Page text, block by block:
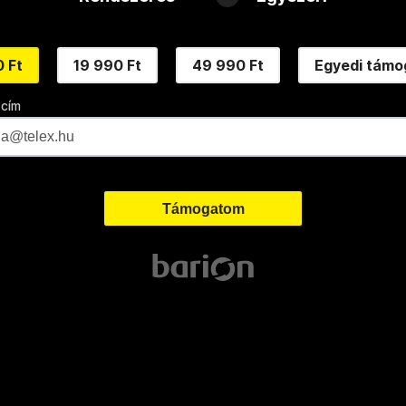
Ft 19 990 Ft 49 990 Ft Egyedi